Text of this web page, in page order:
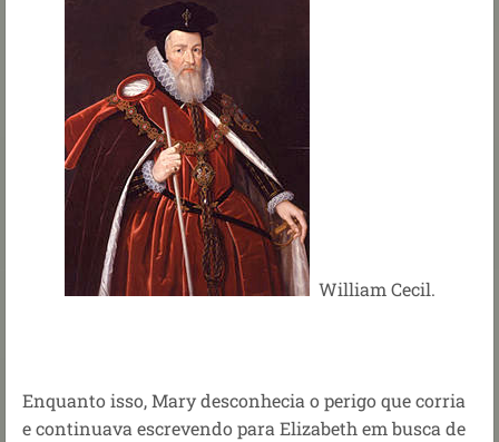
William Cecil.
Enquanto isso, Mary desconhecia o perigo que corria
e continuava escrevendo para Elizabeth em busca de